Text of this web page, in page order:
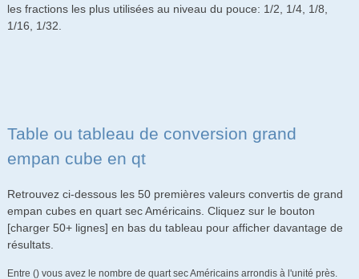
les fractions les plus utilisées au niveau du pouce: 1/2, 1/4, 1/8,
1/16, 1/32.
Table ou tableau de conversion grand
empan cube en qt
Retrouvez ci-dessous les 50 premières valeurs convertis de grand
empan cubes en quart sec Américains. Cliquez sur le bouton
[charger 50+ lignes] en bas du tableau pour afficher davantage de
résultats.
Entre () vous avez le nombre de quart sec Américains arrondis à l'unité près.